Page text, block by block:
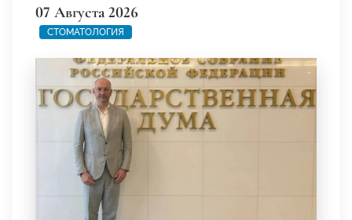
07 Августа 2026
СТОМАТОЛОГИЯ